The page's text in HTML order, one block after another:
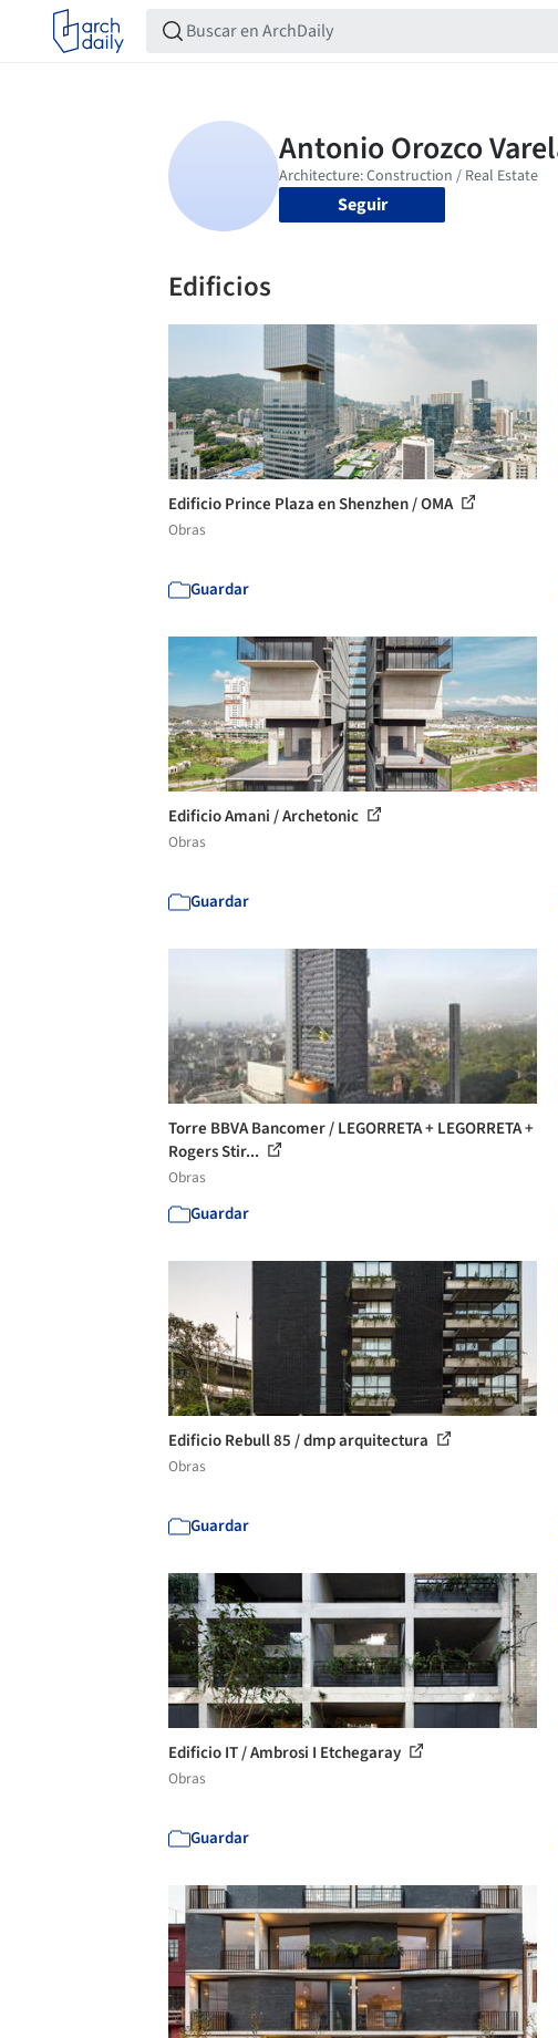
Seguir
Edificios
Edificio Prince Plaza en Shenzhen / OMA
Obras
Guardar
Edificio Amani / Archetonic
Obras
Guardar
Torre BBVA Bancomer / LEGORRETA + LEGORRETA +
Rogers Stir...
Obras
Guardar
Edificio Rebull 85 / dmp arquitectura
Obras
Guardar
Edificio IT / Ambrosi I Etchegaray
Obras
Guardar